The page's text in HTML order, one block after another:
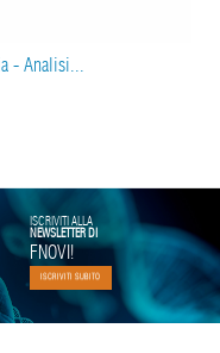
- Analisi...
FNOVI!
ISCRIVITI SUBITO
ISCRIVITI ALLA
NEWSLETTER DI